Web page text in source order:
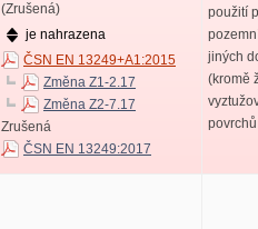
(Zrušená)
je nahrazena
ČSN EN 13249+A1:2015
Změna Z1-2.17
Změna Z2-7.17
Zrušená
ČSN EN 13249:2017
použití
jiných
(kromě